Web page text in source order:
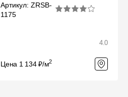
Артикул: ZRSB-
1175
4.0
Цена 1 134 ₽/м2